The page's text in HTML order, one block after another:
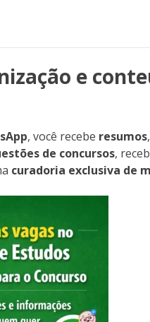
e
, você recebe resumos,
de concursos,
curadoria exclusiva de